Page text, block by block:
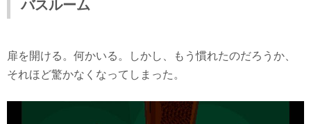
バスルーム
扉を開ける。何かいる。しかし、もう慣れたのだろうか、
それほど驚かなくなってしまった。